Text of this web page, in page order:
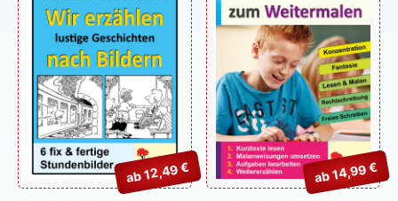
ab 12,49 € ab 14,99 €